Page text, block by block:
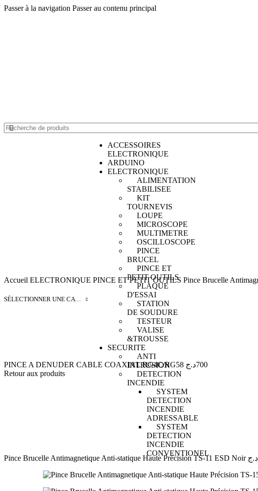
Passer à la navigation Passer au contenu principal
ACCESSOIRES
ELECTRONIQUE
ARDUINO
ELECTRONIQUE
ALIMENTATION
STABILISEE
KIT
TOURNEVIS
LOUPE
MICROSCOPE
MULTIMETRE
OSCILLOSCOPE
PINCE
BRUCEL
PINCE ET
PETIT OUTILS
PLAQUE
D'ESSAI
STATION
DE SOUDURE
TESTEUR
VALISE
&TROUSSE
SECURITE
ANTI
INTRUSION
DETECTION
INCENDIE
SYSTEM
DETECTION
INCENDIE
ADRESSABLE
SYSTEM
DETECTION
INCENDIE
CONVENTIONEL
Accueil ELECTRONIQUE PINCE ET PETIT OUTILS Pince Brucelle
PINCE A DENUDER CABLE COAXIAL RG4C/RG58 700د.ج
Retour aux produits
Pince Brucelle Antimagnetique Anti-statique Haute Précision TS-11 ESD Noir د.ج